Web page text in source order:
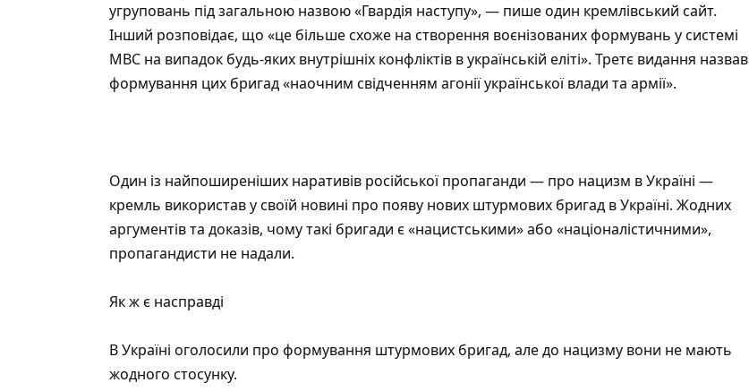
угруповань під загальною назвою «Гвардія наступу», — пише один кремлівський сайт.
Інший розповідає, що «це більше схоже на створення воєнізованих формувань у системі
МВС на випадок будь-яких внутрішніх конфліктів в українській еліті». Третє видання назвав
формування цих бригад «наочним свідченням агонії української влади та армії».
Один із найпоширеніших наративів російської пропаганди — про нацизм в Україні —
кремль використав у своїй новині про появу нових штурмових бригад в Україні. Жодних
аргументів та доказів, чому такі бригади є «нацистськими» або «націоналістичними»,
пропагандисти не надали.
Як ж є насправді
В Україні оголосили про формування штурмових бригад, але до нацизму вони не мають
жодного стосунку.